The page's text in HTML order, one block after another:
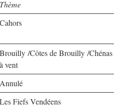
Thème
Cahors
Brouilly /Côtes de Brouilly /
à vent
Annulé
Les Fiefs Vendéens